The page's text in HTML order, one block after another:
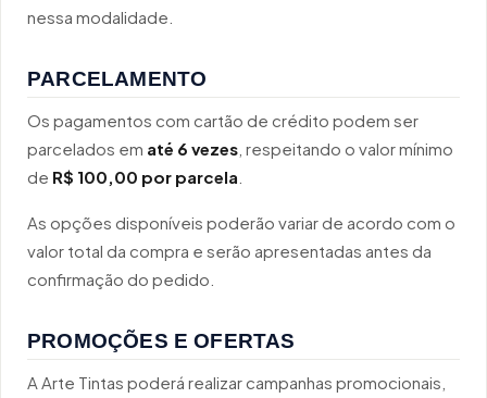
nessa modalidade.
PARCELAMENTO
Os pagamentos com cartão de crédito podem ser
parcelados em até 6 vezes , respeitando o valor mínimo
de R$ 100,00 por parcela
As opções disponíveis poderão variar de acordo com o
valor total da compra e serão apresentadas antes da
confirmação do pedido.
PROMOÇÕES E OFERTAS
A Arte Tintas poderá realizar campanhas promocionais,